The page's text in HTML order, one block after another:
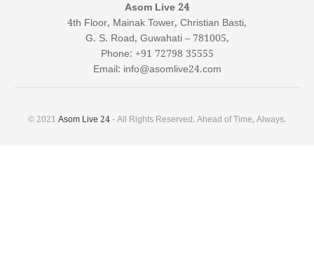
Asom Live 24
4th Floor, Mainak Tower, Christian Basti,
G. S. Road, Guwahati – 781005,
Phone: +91 72798 35555
Email: info@asomlive24.com
© 2021 Asom Live 24- All Rights Reserved. Ahead of Time, Always.